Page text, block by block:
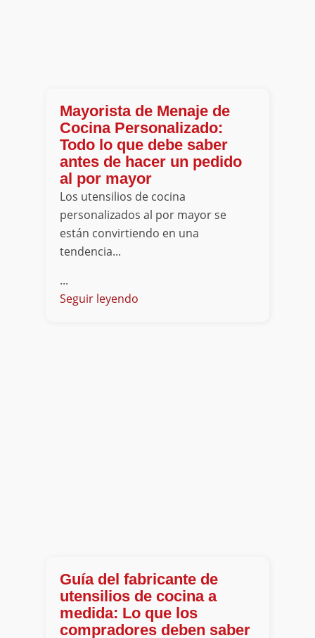
Mayorista de Menaje de
Cocina Personalizado:
Todo lo que debe saber
antes de hacer un pedido
al por mayor
Los utensilios de cocina
personalizados al por mayor se
están convirtiendo en una
tendencia...
...
Seguir leyendo
Guía del fabricante de
utensilios de cocina a
medida: Lo que los
compradores deben saber